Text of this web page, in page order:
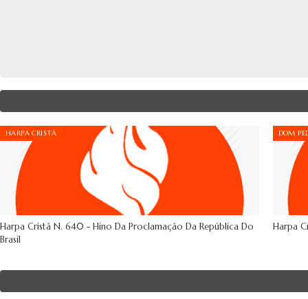
HARPA CRISTÃ
Harpa Cristã N. 640 - Hino Da Proclamação Da República Do
Brasil
DOM
Harpa